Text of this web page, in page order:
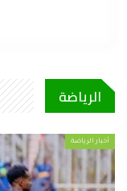
الرياضة
أخبار الرياضة